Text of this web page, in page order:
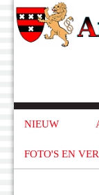
NIEUW
FOTO'S EN